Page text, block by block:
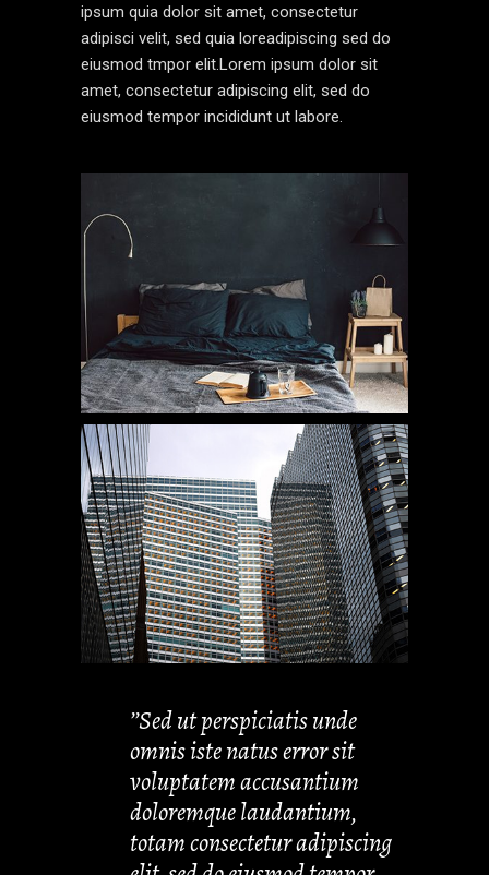
ipsum quia dolor sit amet, consectetur
adipisci velit, sed quia loreadipiscing sed do
eiusmod tmpor elit.Lorem ipsum dolor sit
amet, consectetur adipiscing elit, sed do
eiusmod tempor incididunt ut labore.
’’Sed ut perspiciatis unde
omnis iste natus error sit
voluptatem accusantium
doloremque laudantium,
totam consectetur adipiscing